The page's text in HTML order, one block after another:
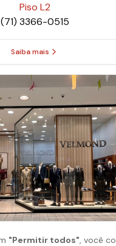
"Permitir todos", você
Piso L2
(71) 3366-0515
Saiba mais